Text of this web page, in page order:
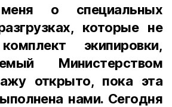
о специальных
которые не
экипировки,
Министерством
открыто, пока эта
нами. Сегодня